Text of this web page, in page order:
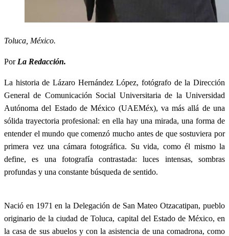
Toluca, México.
Por La Redacción.
La historia de Lázaro Hernández López, fotógrafo de la Dirección
General de Comunicación Social Universitaria de la Universidad
Autónoma del Estado de México (UAEMéx), va más allá de una
sólida trayectoria profesional: en ella hay una mirada, una forma de
entender el mundo que comenzó mucho antes de que sostuviera por
primera vez una cámara fotográfica. Su vida, como él mismo la
define, es una fotografía contrastada: luces intensas, sombras
profundas y una constante búsqueda de sentido.
Nació en 1971 en la Delegación de San Mateo Otzacatipan, pueblo
originario de la ciudad de Toluca, capital del Estado de México, en
la casa de sus abuelos y con la asistencia de una comadrona, como